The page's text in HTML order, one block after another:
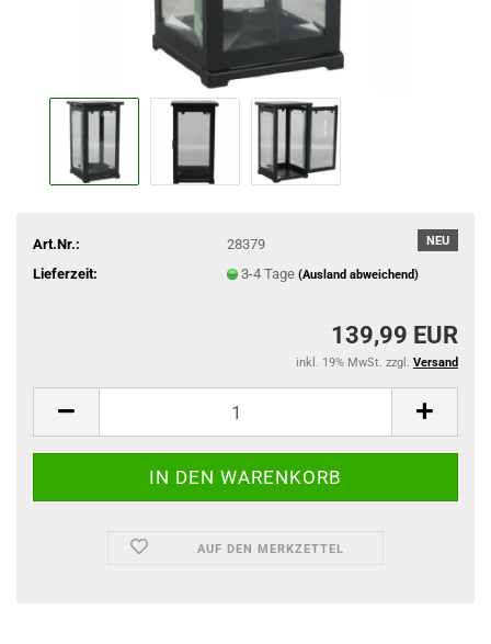
NEU
Art.Nr.:
28379
Lieferzeit:
3-4 Tage (Ausland abweichend)
139,99 EUR
inkl. 19% MwSt. zzgl. Versand
AUF DEN MERKZETTEL